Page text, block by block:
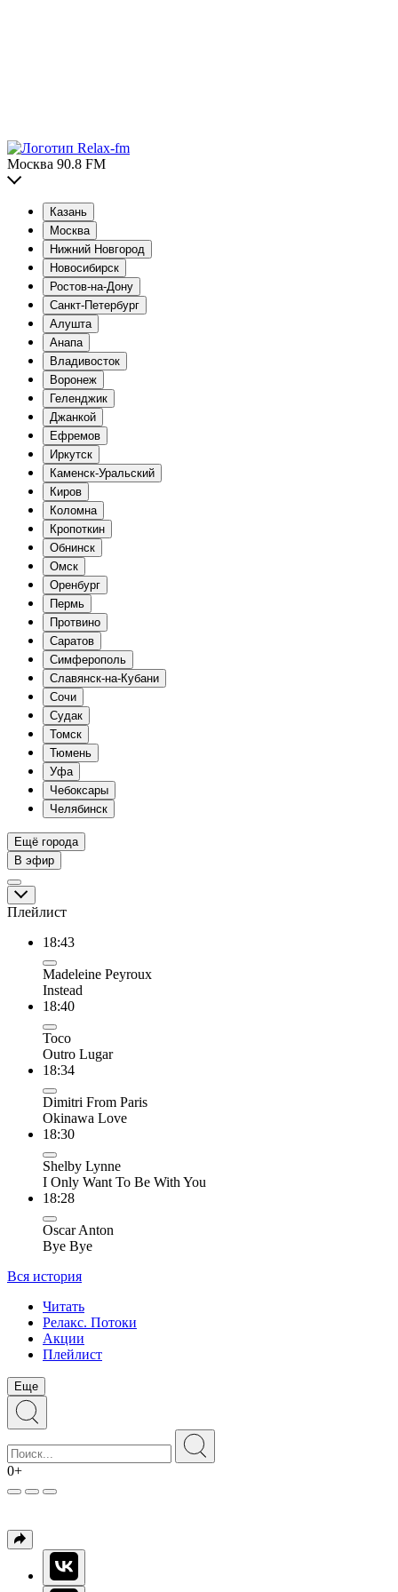
Москва 90.8 FM
Казань
Москва
Нижний Новгород
Новосибирск
Ростов-на-Дону
Санкт-Петербург
Алушта
Анапа
Владивосток
Воронеж
Геленджик
Джанкой
Ефремов
Иркутск
Каменск-Уральский
Киров
Коломна
Кропоткин
Обнинск
Омск
Оренбург
Пермь
Протвино
Саратов
Симферополь
Славянск-на-Кубани
Сочи
Судак
Томск
Тюмень
Уфа
Чебоксары
Челябинск
Ещё города
В эфир
Плейлист
18:43
Madeleine Peyroux
Instead
18:40
Toco
Outro Lugar
18:34
Dimitri From Paris
Okinawa Love
18:30
Shelby Lynne
I Only Want To Be With You
18:28
Oscar Anton
Bye Bye
Вся история
Читать
Релакс. Потоки
Акции
Плейлист
Еще
0+